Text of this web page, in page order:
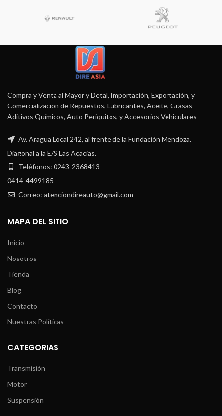
Compra y Venta al Mayor y Detal, Importación, Exportación, y
Comercialización de Repuestos, Lubricantes, Aceite, Grasas
Aditivos Químicos, Auto Periquitos, y Accesorios Vehiculares
Av. Aragua Local 242, al frente de la Fundación Mendoza.
Diagonal a la E/S Las Acacias.
Teléfonos: 0243-2368413
0414-4499185
Correo: atenciondireauto@gmail.com
MAPA DEL SITIO
Inicio
Nosotros
Tienda
Blog
Contacto
Nuestras Políticas
CATEGORIAS
Transmisión
Motor
Suspensión